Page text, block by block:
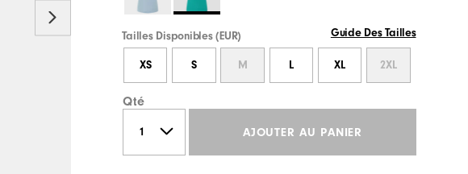
Tailles Disponibles (EUR) Guide Des Tailles
XS S M L XL 2XL
Qté
AJOUTER AU PANIER